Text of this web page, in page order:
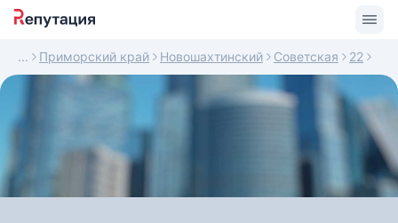
Приморский край Новошахтинский Советская 22